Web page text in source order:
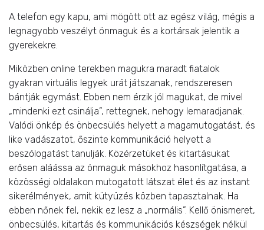
A telefon egy kapu, ami mögött ott az egész világ, mégis a
legnagyobb veszélyt önmaguk és a kortársak jelentik a
gyerekekre.
Miközben online terekben magukra maradt fiatalok
gyakran virtuális legyek urát játszanak, rendszeresen
bántják egymást. Ebben nem érzik jól magukat, de mivel
„mindenki ezt csinálja”, rettegnek, nehogy lemaradjanak.
Valódi önkép és önbecsülés helyett a magamutogatást, és
like vadászatot, őszinte kommunikáció helyett a
beszólogatást tanulják. Közérzetüket és kitartásukat
erősen aláássa az önmaguk másokhoz hasonlítgatása, a
közösségi oldalakon mutogatott látszat élet és az instant
sikerélmények, amit kütyüzés közben tapasztalnak. Ha
ebben nőnek fel, nekik ez lesz a „normális”. Kellő önismeret,
önbecsülés, kitartás és kommunikációs készségek nélkül